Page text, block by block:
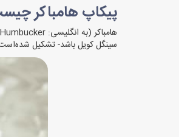
پیکاپ هامباکر
هامباکر (به انگلیسی: Humbucker) یا پیکاپ هامباکینگ گونه‌ای از پیکاپ‌های مغناطیسی است که از مجاورت دو
سینگل کویل باشد- تشکیل